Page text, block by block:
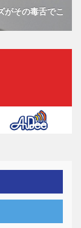
がその毒舌でこ